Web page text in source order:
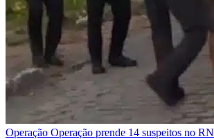
Operação Operação prende 14 suspeitos no RN